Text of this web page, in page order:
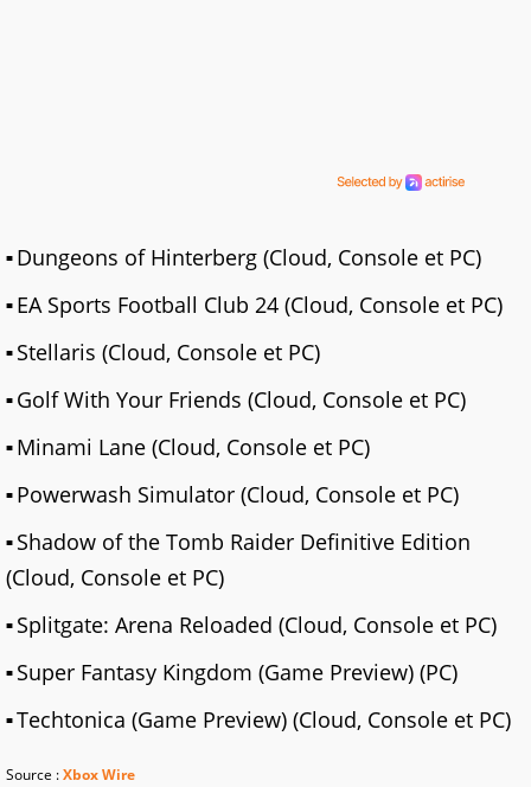
Dungeons of Hinterberg (Cloud, Console et PC)
EA Sports Football Club 24 (Cloud, Console et PC)
Stellaris (Cloud, Console et PC)
Golf With Your Friends (Cloud, Console et PC)
Minami Lane (Cloud, Console et PC)
Powerwash Simulator (Cloud, Console et PC)
Shadow of the Tomb Raider Definitive Edition
(Cloud, Console et PC)
Splitgate: Arena Reloaded (Cloud, Console et PC)
Super Fantasy Kingdom (Game Preview) (PC)
Techtonica (Game Preview) (Cloud, Console et PC)
Source :Xbox Wire